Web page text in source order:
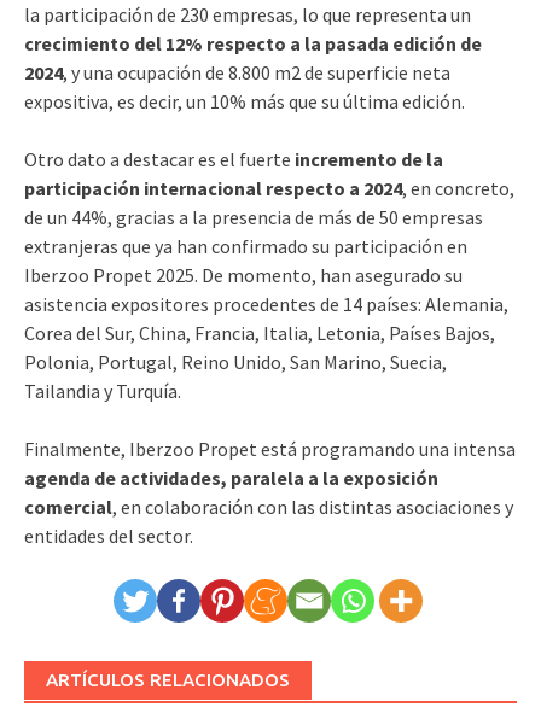
la participación de 230 empresas, lo que representa un
crecimiento del 12% respecto a la pasada edición de
2024, y una ocupación de 8.800 m2 de superficie neta
expositiva, es decir, un 10% más que su última edición.
Otro dato a destacar es el fuerte incremento de la
participación internacional respecto a 2024, en concreto,
de un 44%, gracias a la presencia de más de 50 empresas
extranjeras que ya han confirmado su participación en
Iberzoo Propet 2025. De momento, han asegurado su
asistencia expositores procedentes de 14 países: Alemania,
Corea del Sur, China, Francia, Italia, Letonia, Países Bajos,
Polonia, Portugal, Reino Unido, San Marino, Suecia,
Tailandia y Turquía.
Finalmente, Iberzoo Propet está programando una intensa
agenda de actividades, paralela a la exposición
comercial, en colaboración con las distintas asociaciones y
entidades del sector.
ARTÍCULOS RELACIONADOS